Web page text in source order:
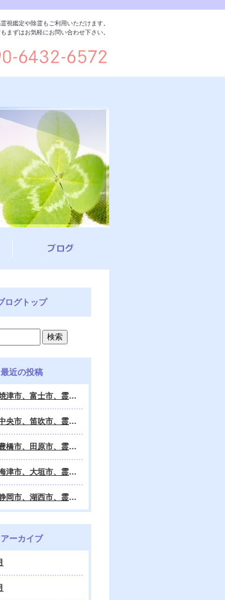
視鑑定や除霊もご利用いただけます。
まずはお気軽にお問い合わせ下さい。
ログトップ
最近の投稿
吉田町、焼津市、富士市、霊視鑑定 天龍・占いの館 Dahlia、対面・電話・オンライン鑑定、除霊、霊視鑑定、遠隔 除霊 口コミ、浄霊、交霊、祈祷、御祓い、四柱推命、姓名判断・九星気学・易・タロット・手相・数秘術・動物占い・姓名学・命運鑑定、開運、不安・苦痛・恐怖、悩み相談、スピリチュアルカウンセラー、ヒーリング、霊気治療、霊能力者、霊媒師、天龍知裕著、幸せを求めて、天の神様 VS 地獄の神様、宇宙の真理で未来は希望の光、この世で天国 あの世で天国、天龍知裕ブログ。
甲州市、中央市、笛吹市、霊視鑑定 天龍・占いの館 Dahlia、対面・電話・オンライン鑑定、除霊、霊視鑑定、遠隔 除霊 口コミ、浄霊、交霊、祈祷、御祓い、四柱推命、姓名判断・九星気学・易・タロット・手相・数秘術・動物占い・姓名学・命運鑑定、開運、不安・苦痛・恐怖、悩み相談、スピリチュアルカウンセラー、ヒーリング、霊気治療、霊能力者、霊媒師、天龍知裕著、幸せを求めて、天の神様 VS 地獄の神様、宇宙の真理で未来は希望の光、この世で天国 あの世で天国、天龍知裕ブログ。
新城市、豊橋市、田原市、霊視鑑定 天龍・占いの館 Dahlia、対面・電話・オンライン鑑定、除霊、霊視鑑定、遠隔 除霊 口コミ、浄霊、交霊、祈祷、御祓い、四柱推命、姓名判断・九星気学・易・タロット・手相・数秘術・動物占い・姓名学・命運鑑定、開運、不安・苦痛・恐怖、悩み相談、スピリチュアルカウンセラー、ヒーリング、霊能力者、霊媒師、天龍知裕著、幸せを求めて、天の神様 VS 地獄の神様、宇宙の真理で未来は希望の光、この世で天国 あの世で天国、天龍知裕ブログ。
愛西市、海津市、大垣市、霊視鑑定 天龍・占いの館 Dahlia、対面・電話・オンライン鑑定、遠隔 除霊 口コミ、浄霊、交霊、祈祷、御祓い、四柱推命、姓名判断・九星気学・易・タロット・手相・数秘術・動物占い・姓名学・命運鑑定、開運、不安・苦痛・恐怖、悩み相談、スピリチュアルカウンセラー、ヒーリング、霊能力者、霊媒師、天龍知裕著、幸せを求めて、天の神様 VS 地獄の神様、宇宙の真理で未来は希望の光、この世で天国 あの世で天国、天龍知裕ブログ。
静岡県、静岡市、湖西市、霊視鑑定 天龍・占いの館 Dahlia、対面・電話・オンライン鑑定、除霊、霊視鑑定、遠隔 除霊 口コミ、浄霊、交霊、祈祷、御祓い、四柱推命、姓名判断・九星気学・易・タロット・手相・数秘術・動物占い・姓名学・命運鑑定、開運、不安・苦痛・恐怖、悩み相談、スピリチュアルカウンセラー、ヒーリング、霊気治療、霊能力者、霊媒師、天龍知裕著、幸せを求めて、天の神様 VS 地獄の神様、宇宙の真理で未来は希望の光、この世で天国 あの世で天国、天龍知裕ブログ。
アーカイブ